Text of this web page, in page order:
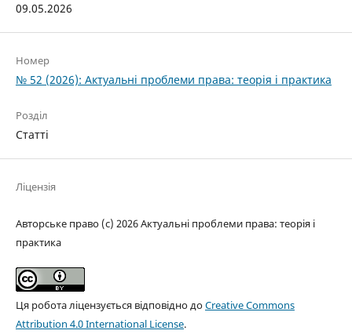
09.05.2026
Номер
№ 52 (2026): Актуальні проблеми права: теорія і практика
Розділ
Статті
Ліцензія
Авторське право (c) 2026 Актуальні проблеми права: теорія і
практика
Ця робота ліцензується відповідно доCreative Commons
Attribution 4.0 International License.